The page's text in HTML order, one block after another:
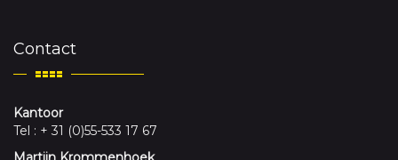
Contact
Kantoor
Tel : + 31 (0)55-533 17 67